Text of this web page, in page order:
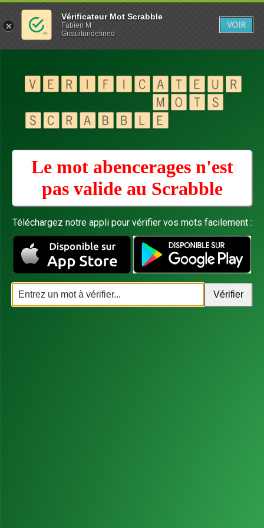
Le mot abencerages n'est
pas valide au Scrabble
Téléchargez notre appli pour vérifier vos mots facilement :
Vérificateur Mot Scrabble
Fabien M
Gratuitundefined
VOIR